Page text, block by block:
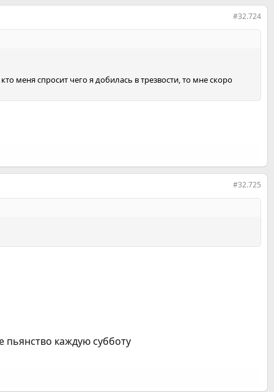
#32.724
меня спросит чего я добилась в трезвости, то мне скоро
#32.725
пьянство каждую субботу